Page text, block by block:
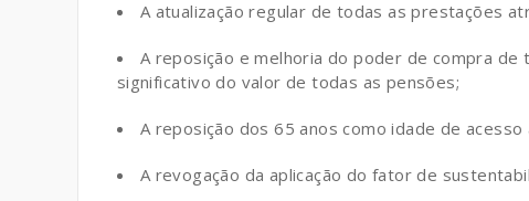
A atualização regular de todas as prestações
A reposição e melhoria do poder de compra
significativo do valor de todas as pensões;
A reposição dos 65 anos como idade de acesso
A revogação da aplicação do fator de